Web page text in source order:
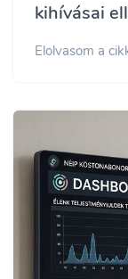
kihívásai
Elolvasom a